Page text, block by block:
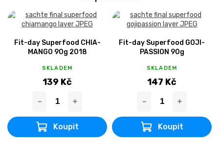
Fit-day Superfood CHIA-
MANGO 90g 2018
139 Kč
SKLADEM
Fit-day Superfood GOJI-
PASSION 90g
147 Kč
SKLADEM